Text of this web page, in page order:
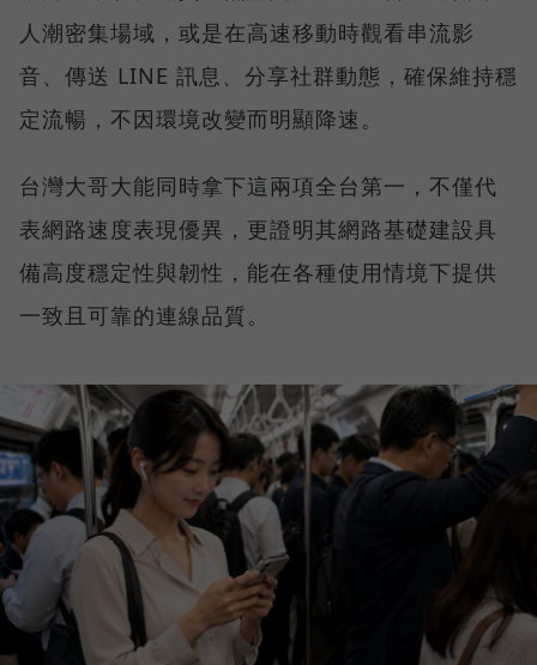
人潮密集場域，或是在高速移動時觀看串流影
音、傳送 LINE 訊息、分享社群動態，確保維持穩
定流暢，不因環境改變而明顯降速。
台灣大哥大能同時拿下這兩項全台第一，不僅代
表網路速度表現優異，更證明其網路基礎建設具
備高度穩定性與韌性，能在各種使用情境下提供
一致且可靠的連線品質。